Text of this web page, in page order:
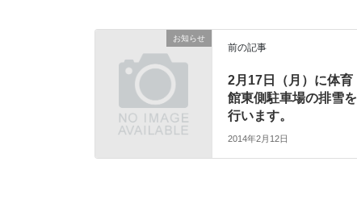
お知らせ
前の記事
2月17日（月）に体育
館東側駐車場の排雪を
行います。
2014年2月12日